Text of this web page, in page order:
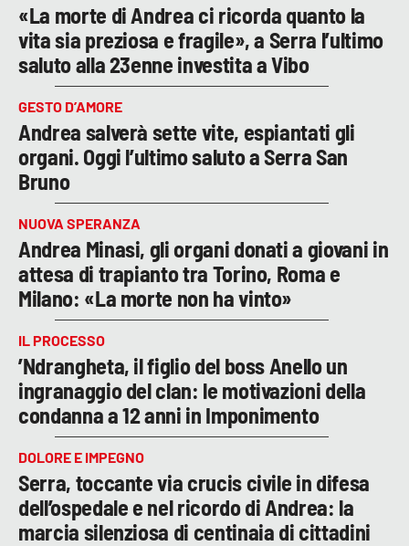
«La morte di Andrea ci ricorda quanto la
vita sia preziosa e fragile», a Serra l’ultimo
saluto alla 23enne investita a Vibo
GESTO D’AMORE
Andrea salverà sette vite, espiantati gli
organi. Oggi l’ultimo saluto a Serra San
Bruno
NUOVA SPERANZA
Andrea Minasi, gli organi donati a giovani in
attesa di trapianto tra Torino, Roma e
Milano: «La morte non ha vinto»
IL PROCESSO
’Ndrangheta, il figlio del boss Anello un
ingranaggio del clan: le motivazioni della
condanna a 12 anni in Imponimento
DOLORE E IMPEGNO
Serra, toccante via crucis civile in difesa
dell’ospedale e nel ricordo di Andrea: la
marcia silenziosa di centinaia di cittadini